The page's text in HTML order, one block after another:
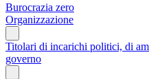
Burocrazia zero
Organizzazione
Titolari di incarichi politici, di
governo